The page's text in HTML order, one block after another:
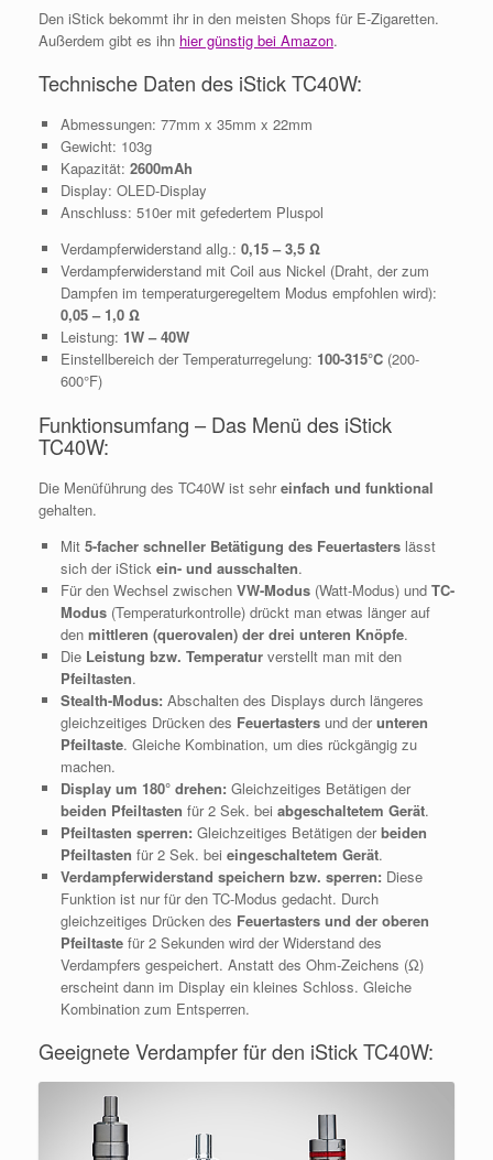
Den iStick bekommt ihr in den meisten Shops für E-Zigaretten.
Außerdem gibt es ihn hier günstig bei Amazon.
Technische Daten des iStick TC40W:
Abmessungen: 77mm x 35mm x 22mm
Gewicht: 103g
Kapazität: 2600mAh
Display: OLED-Display
Anschluss: 510er mit gefedertem Pluspol
Verdampferwiderstand allg.: 0,15 – 3,5 Ω
Verdampferwiderstand mit Coil aus Nickel (Draht, der zum
Dampfen im temperaturgeregeltem Modus empfohlen wird):
0,05 – 1,0 Ω
Leistung: 1W – 40W
Einstellbereich der Temperaturregelung: 100-315°C(200-
600°F)
Funktionsumfang – Das Menü des iStick
TC40W:
Die Menüführung des TC40W ist sehreinfach und funktional
gehalten.
Mit 5-facher schneller Betätigung des Feuertasterslässt
sich der iStick ein- und ausschalten.
Für den Wechsel zwischen VW-Modus(Watt-Modus) undTC-
Modus(Temperaturkontrolle) drückt man etwas länger auf
den mittleren (querovalen) der drei unteren Knöpfe.
Die Leistung bzw. Temperaturverstellt man mit den
Pfeiltasten.
Stealth-Modus: Abschalten des Displays durch längeres
gleichzeitiges Drücken des Feuertastersund derunteren
Pfeiltaste. Gleiche Kombination, um dies rückgängig zu
machen.
Display um 180° drehen: Gleichzeitiges Betätigen der
beiden Pfeiltasten für 2 Sek. bei abgeschaltetem Gerät.
Pfeiltasten sperren: Gleichzeitiges Betätigen derbeiden
Pfeiltasten für 2 Sek. bei eingeschaltetem Gerät.
Verdampferwiderstand speichern bzw. sperren: Diese
Funktion ist nur für den TC-Modus gedacht. Durch
gleichzeitiges Drücken des Feuertasters und der oberen
Pfeiltastefür 2 Sekunden wird der Widerstand des
Verdampfers gespeichert. Anstatt des Ohm-Zeichens (Ω)
erscheint dann im Display ein kleines Schloss. Gleiche
Kombination zum Entsperren.
Geeignete Verdampfer für den iStick TC40W: